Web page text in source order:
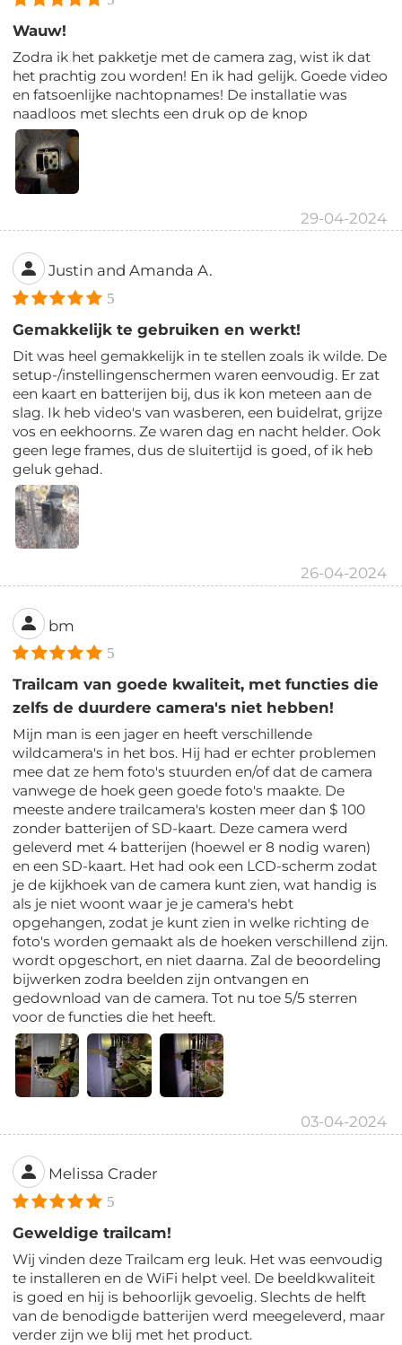
Wauw!
Zodra ik het pakketje met de camera zag, wist ik dat
het prachtig zou worden! En ik had gelijk. Goede video
en fatsoenlijke nachtopnames! De installatie was
naadloos met slechts een druk op de knop
29-04-2024
Justin and Amanda A.
5
Gemakkelijk te gebruiken en werkt!
Dit was heel gemakkelijk in te stellen zoals ik wilde. De
setup-/instellingenschermen waren eenvoudig. Er zat
een kaart en batterijen bij, dus ik kon meteen aan de
slag. Ik heb video's van wasberen, een buidelrat, grijze
vos en eekhoorns. Ze waren dag en nacht helder. Ook
geen lege frames, dus de sluitertijd is goed, of ik heb
geluk gehad.
26-04-2024
bm
5
Trailcam van goede kwaliteit, met functies die
zelfs de duurdere camera's niet hebben!
Mijn man is een jager en heeft verschillende
wildcamera's in het bos. Hij had er echter problemen
mee dat ze hem foto's stuurden en/of dat de camera
vanwege de hoek geen goede foto's maakte. De
meeste andere trailcamera's kosten meer dan $ 100
zonder batterijen of SD-kaart. Deze camera werd
geleverd met 4 batterijen (hoewel er 8 nodig waren)
en een SD-kaart. Het had ook een LCD-scherm zodat
je de kijkhoek van de camera kunt zien, wat handig is
als je niet woont waar je je camera's hebt
opgehangen, zodat je kunt zien in welke richting de
foto's worden gemaakt als de hoeken verschillend zijn.
wordt opgeschort, en niet daarna. Zal de beoordeling
bijwerken zodra beelden zijn ontvangen en
gedownload van de camera. Tot nu toe 5/5 sterren
voor de functies die het heeft.
03-04-2024
Melissa Crader
5
Geweldige trailcam!
Wij vinden deze Trailcam erg leuk. Het was eenvoudig
te installeren en de WiFi helpt veel. De beeldkwaliteit
is goed en hij is behoorlijk gevoelig. Slechts de helft
van de benodigde batterijen werd meegeleverd, maar
verder zijn we blij met het product.